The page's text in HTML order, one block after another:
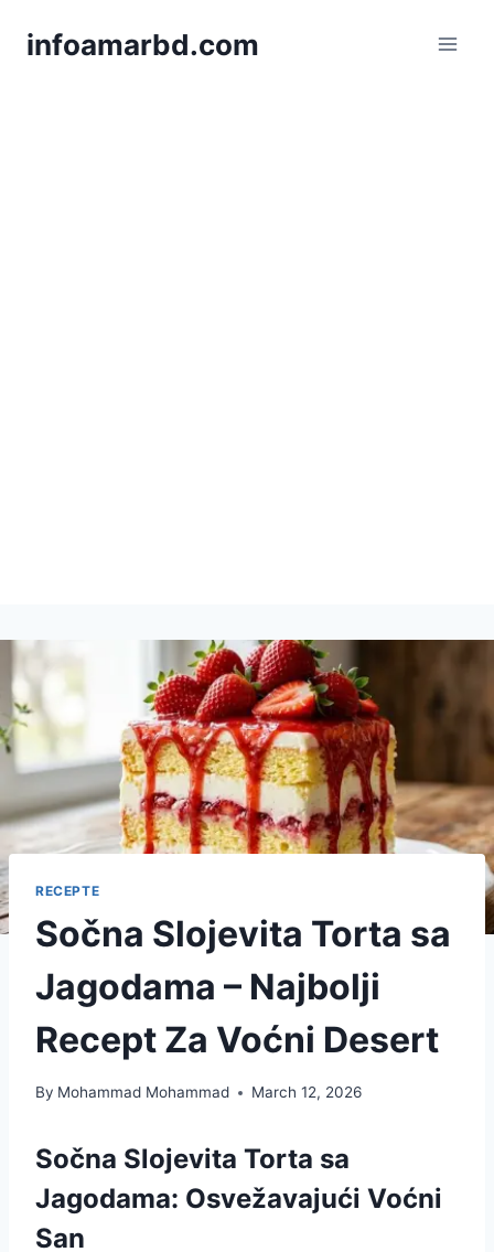
infoamarbd.com
RECEPTE
Sočna Slojevita Torta sa
Jagodama – Najbolji
Recept Za Voćni Desert
By Mohammad Mohammad March 12, 2026
Sočna Slojevita Torta sa
Jagodama: Osvežavajući Voćni
San